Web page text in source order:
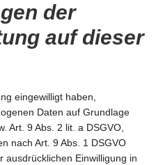
der
auf dieser
eingewilligt haben,
Daten auf Grundlage
Art. 9 Abs. 2 lit. a DSGVO,
nach Art. 9 Abs. 1 DSGVO
ausdrücklichen Einwilligung in